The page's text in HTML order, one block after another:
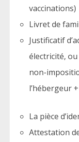
vaccinations)
Livret de
Justificatif
électricité, ou
non-
l’hébergeur
La pièce
Attestation